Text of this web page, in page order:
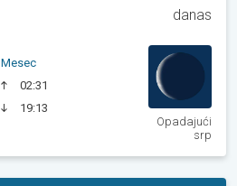
danas
Mesec
02:31
19:13
Opadajući
srp